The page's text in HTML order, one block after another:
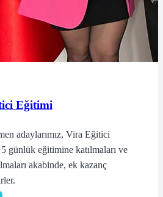
Eğitimi
adaylarımız, Vira Eğitici
günlük eğitimine katılmaları ve
akabinde, ek kazanç